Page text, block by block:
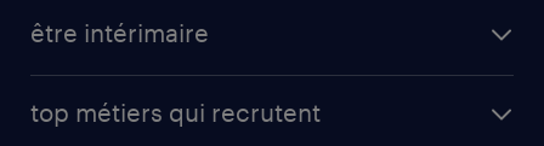
être intérimaire
app talent / portail web
top métiers qui recrutent